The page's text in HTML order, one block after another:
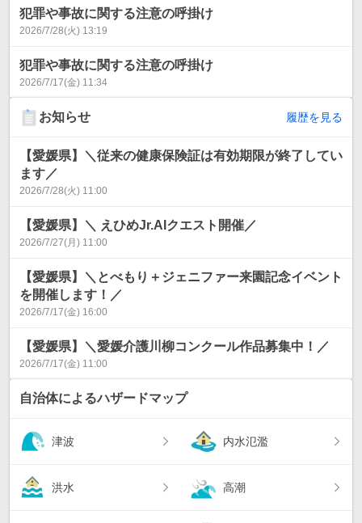
犯罪や事故に関する注意の呼掛け
2026/7/28(火) 13:19
犯罪や事故に関する注意の呼掛け
2026/7/17(金) 11:34
お知らせ 履歴を見る
【愛媛県】＼従来の健康保険証は有効期限が終了してい
ます／
2026/7/28(火) 11:00
【愛媛県】＼ えひめJr.AIクエスト開催／
2026/7/27(月) 11:00
【愛媛県】＼とべもり＋ジェニファー来園記念イベント
を開催します！／
2026/7/17(金) 16:00
【愛媛県】＼愛媛介護川柳コンクール作品募集中！／
2026/7/17(金) 11:00
自治体によるハザードマップ
津波 内水氾濫
洪水 高潮